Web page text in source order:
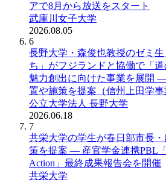
アで8月から放送をスタート
武庫川女子大学
2026.08.05
6
長野大学・森俊也教授のゼミ
ち」がフジランドと協働で「
魅力創出に向けた事業を展開
置や施策を提案（信州上田学事
公立大学法人 長野大学
2026.06.18
7
共栄大学の学生が春日部市長
策を提案 ― 産官学金連携PBL
Action」最終成果報告会を開催
共栄大学